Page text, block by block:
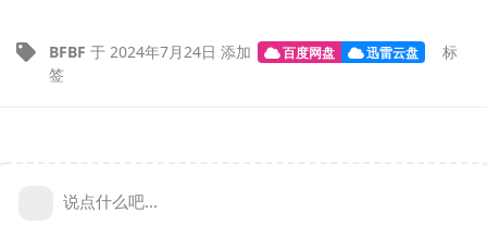
BFBF 于 2024年7月24日 添加 百度网盘 迅雷云盘
标
签
说点什么吧...